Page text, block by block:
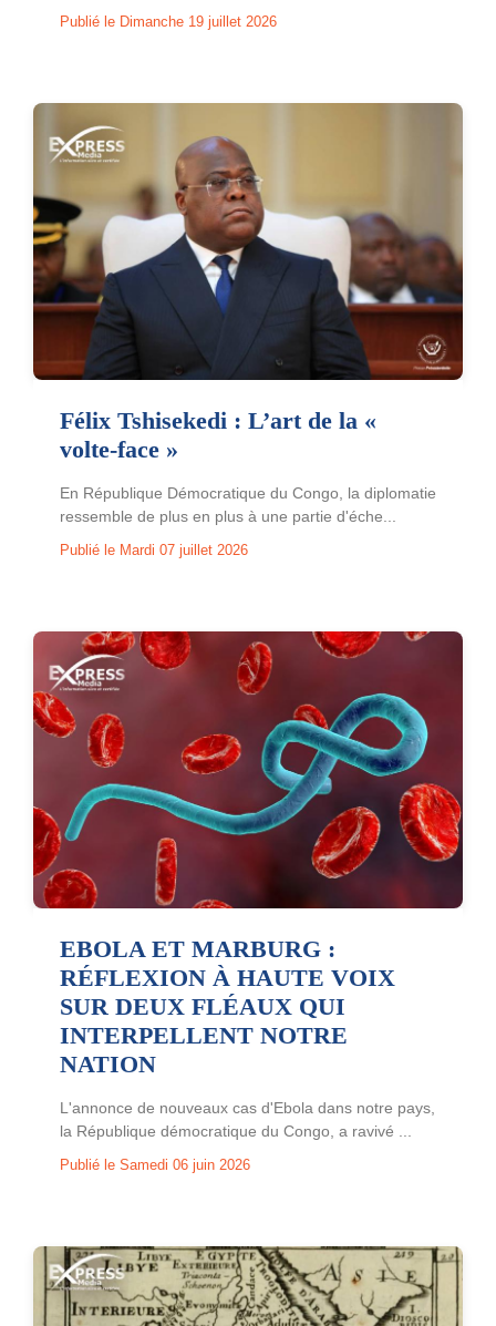
Publié le Dimanche 19 juillet 2026
Félix Tshisekedi : L’art de la «
volte-face »
En République Démocratique du Congo, la diplomatie
ressemble de plus en plus à une partie d'éche...
Publié le Mardi 07 juillet 2026
EBOLA ET MARBURG :
RÉFLEXION À HAUTE VOIX
SUR DEUX FLÉAUX QUI
INTERPELLENT NOTRE
NATION
L'annonce de nouveaux cas d'Ebola dans notre pays,
la République démocratique du Congo, a ravivé ...
Publié le Samedi 06 juin 2026